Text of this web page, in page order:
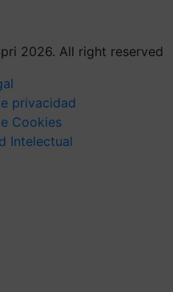
2026. All right reserved
privacidad
Cookies
Intelectual